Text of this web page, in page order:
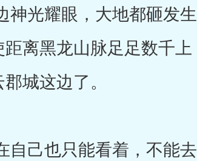
光耀眼，大地都砸发生
离黑龙山脉足足数千上
城这边了。
己也只能看着，不能去